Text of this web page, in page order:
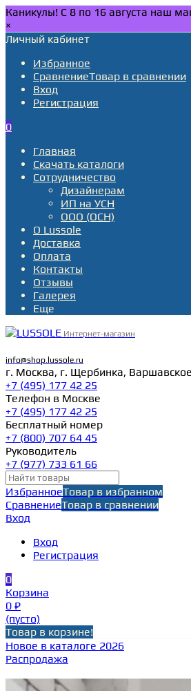
Каникулы! С 8 по 16 августа наш
×
Личный кабинет
Избранное
СравнениеТовар в сравнении
Вход
Регистрация
0
Главная
Скачать каталоги
Сотрудничество
Дизайнерам
ИП на УСН
ООО (ОСН)
О Lussole
Доставка
Оплата
Контакты
Отзывы
Галерея
Еще
Интернет-магазин
info@shop.lussole.ru
г. Москва, г. Щербинка,
+7 (495) 177 42 25
Телефон в Москве
+7 (495) 177 42 25
Бесплатный номер
+7 (800) 707 64 45
Руководитель
+7 (977) 733 61 66
ИзбранноеТовар в избранном
СравнениеТовар в сравнении
Вход
Вход
Регистрация
0
Корзина
0 ₽
(пусто)
Товар в корзине!
Новое в каталоге 2026
Распродажа